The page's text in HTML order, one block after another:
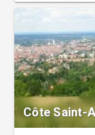
Côte Saint-